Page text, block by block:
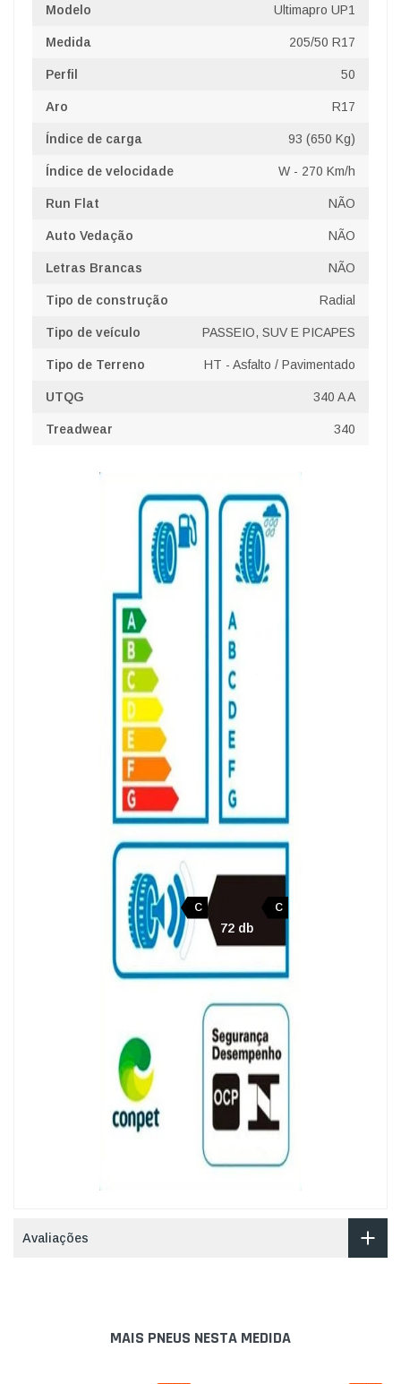
Modelo Ultimapro UP1
Medida 205/50 R17
Perfil 50
Aro R17
Índice de carga 93 (650 Kg)
Índice de velocidade W - 270 Km/h
Run Flat NÃO
Auto Vedação NÃO
Letras Brancas NÃO
Tipo de construção Radial
Tipo de veículo PASSEIO, SUV E PICAPES
Tipo de Terreno HT - Asfalto / Pavimentado
UTQG 340 A A
Treadwear 340
C C
72 db
Avaliações
MAIS PNEUS NESTA MEDIDA